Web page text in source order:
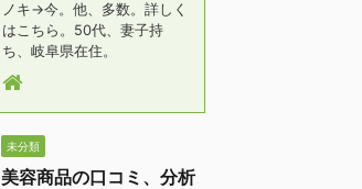
ノキ→今。他、多数。詳しく
はこちら。50代、妻子持
ち、岐阜県在住。
未分類
美容商品の口コミ、分析